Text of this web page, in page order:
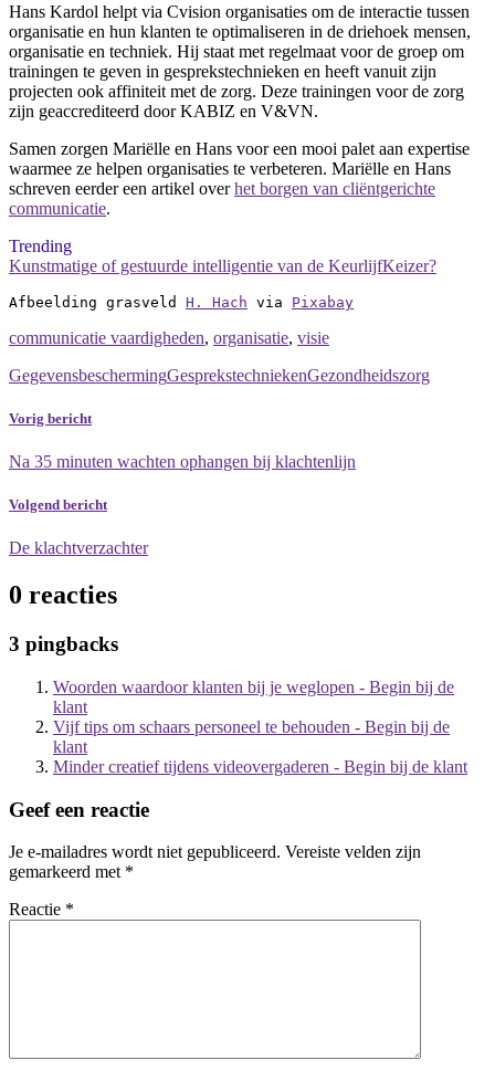
Hans Kardol helpt via Cvision organisaties om de interactie tussen
organisatie en hun klanten te optimaliseren in de driehoek mensen,
organisatie en techniek. Hij staat met regelmaat voor de groep om
trainingen te geven in gesprekstechnieken en heeft vanuit zijn
projecten ook affiniteit met de zorg. Deze trainingen voor de zorg
zijn geaccrediteerd door KABIZ en V&VN.
Samen zorgen Mariëlle en Hans voor een mooi palet aan expertise
waarmee ze helpen organisaties te verbeteren. Mariëlle en Hans
schreven eerder een artikel overhet borgen van cliëntgerichte
communicatie.
Trending
Kunstmatige of gestuurde intelligentie van de KeurlijfKeizer?
Afbeelding grasveld H. Hach via Pixabay
communicatie vaardigheden, organisatie, visie
GegevensbeschermingGesprekstechniekenGezondheidszorg
Vorig bericht
Na 35 minuten wachten ophangen bij klachtenlijn
Volgend bericht
De klachtverzachter
0 reacties
3 pingbacks
Woorden waardoor klanten bij je weglopen - Begin bij de
klant
Vijf tips om schaars personeel te behouden - Begin bij de
klant
Minder creatief tijdens videovergaderen - Begin bij de klant
Geef een reactie
Je e-mailadres wordt niet gepubliceerd. Vereiste velden zijn
gemarkeerd met *
Reactie *